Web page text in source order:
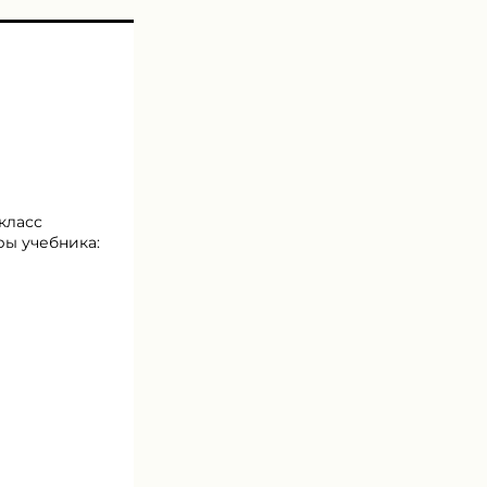
учебника: